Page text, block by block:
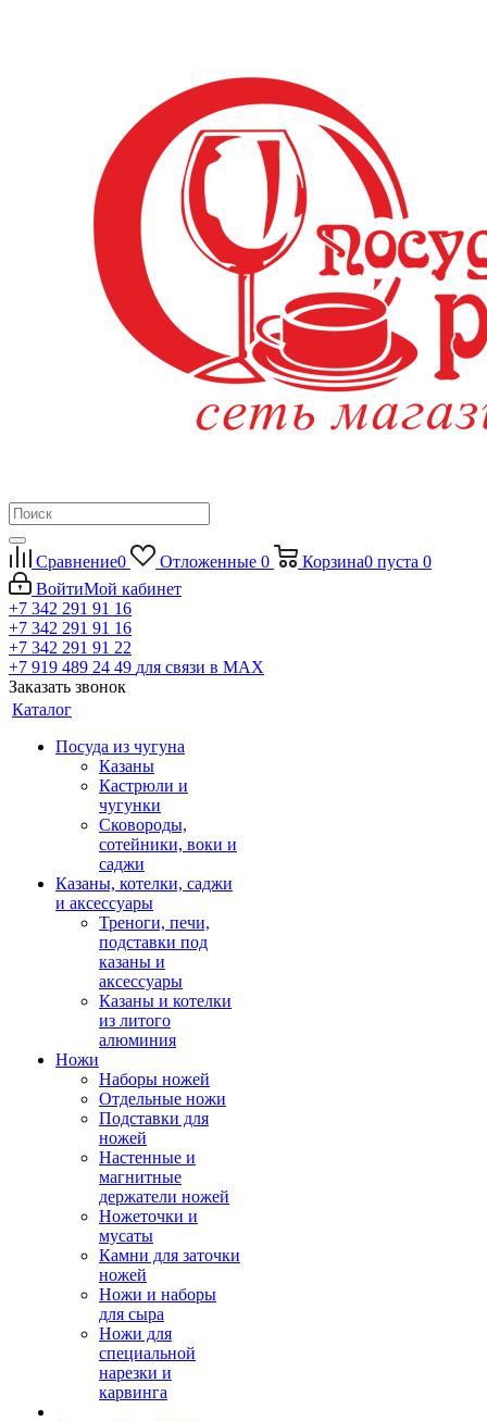
Сравнение0 Отложенные 0 Корзина0 пуста 0
ВойтиМой кабинет
+7 342 291 91 16
+7 342 291 91 16
+7 342 291 91 22
+7 919 489 24 49 для связи в МАХ
Заказать звонок
Каталог
Посуда из чугуна
Казаны
Кастрюли и
чугунки
Сковороды,
сотейники, воки и
саджи
Казаны, котелки, саджи
и аксессуары
Треноги, печи,
подставки под
казаны и
аксессуары
Казаны и котелки
из литого
алюминия
Ножи
Наборы ножей
Отдельные ножи
Подставки для
ножей
Настенные и
магнитные
держатели ножей
Ножеточки и
мусаты
Камни для заточки
ножей
Ножи и наборы
для сыра
Ножи для
специальной
нарезки и
карвинга